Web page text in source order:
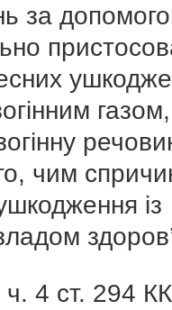
за
газом,
чим
із
ч. 4 ст. 294 КК